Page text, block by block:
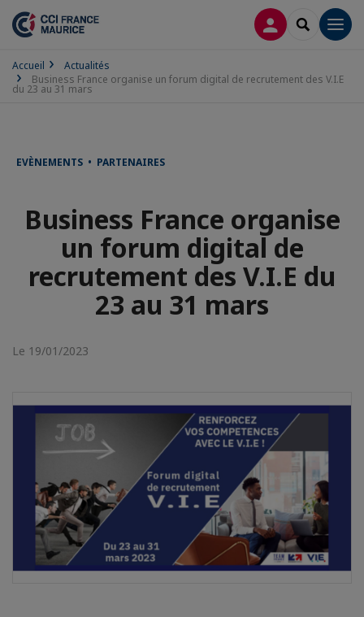
CONNEXION
Accueil
Actualités
Business France organise un forum digital de recrutement des V.I.E
du 23 au 31 mars
EVÈNEMENTS • PARTENAIRES
Business France organise
un forum digital de
recrutement des V.I.E du
23 au 31 mars
Le 19/01/2023